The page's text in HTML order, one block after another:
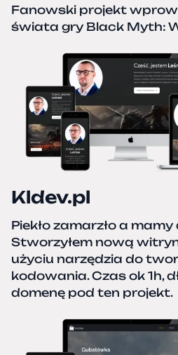
Fanowski projekt
świata gry Black Myth:
Kldev.pl
Piekło zamarzło a mamy
Stworzyłem nową
użyciu narzędzia do
kodowania. Czas ok 1h,
domenę pod ten projekt.